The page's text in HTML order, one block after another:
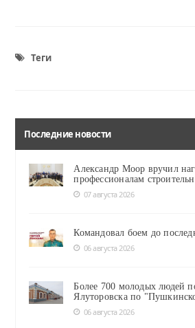
Теги
Последние новости
Александр Моор вручил
профессионалам
07 августа 2026
Командовал боем до
06 августа 2026
Более 700 молодых людей
Ялуторовска по
06 августа 2026